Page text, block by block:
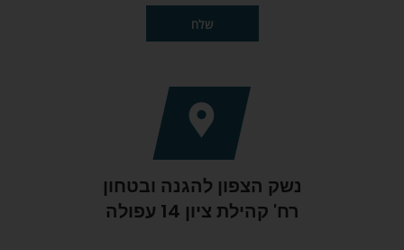
נשק הצפון להגנה ובטחון
רח' קהילת ציון 14 עפולה